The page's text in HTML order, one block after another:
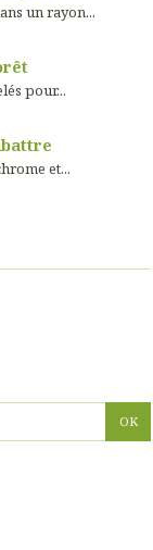
un rayon...
pour...
et...